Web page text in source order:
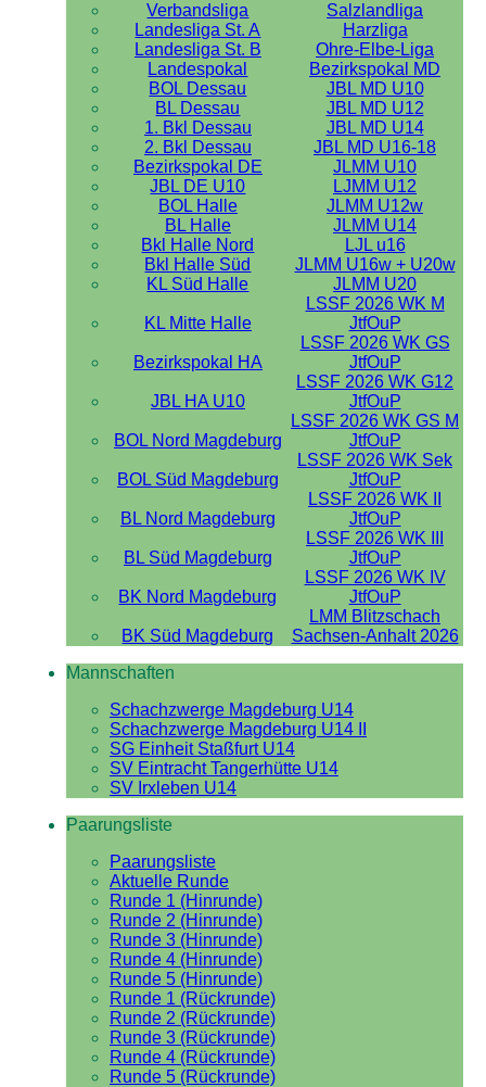
Verbandsliga
Salzlandliga
Landesliga St. A
Harzliga
Landesliga St. B
Ohre-Elbe-Liga
Landespokal
Bezirkspokal MD
BOL Dessau
JBL MD U10
BL Dessau
JBL MD U12
1. Bkl Dessau
JBL MD U14
2. Bkl Dessau
JBL MD U16-18
Bezirkspokal DE
JLMM U10
JBL DE U10
LJMM U12
BOL Halle
JLMM U12w
BL Halle
JLMM U14
Bkl Halle Nord
LJL u16
Bkl Halle Süd
JLMM U16w + U20w
KL Süd Halle
JLMM U20
KL Mitte Halle
LSSF 2026 WK M
JtfOuP
Bezirkspokal HA
LSSF 2026 WK GS
JtfOuP
JBL HA U10
LSSF 2026 WK G12
JtfOuP
BOL Nord Magdeburg
LSSF 2026 WK GS M
JtfOuP
BOL Süd Magdeburg
LSSF 2026 WK Sek
JtfOuP
BL Nord Magdeburg
LSSF 2026 WK II
JtfOuP
BL Süd Magdeburg
LSSF 2026 WK III
JtfOuP
BK Nord Magdeburg
LSSF 2026 WK IV
JtfOuP
BK Süd Magdeburg
LMM Blitzschach
Sachsen-Anhalt 2026
Mannschaften
Schachzwerge Magdeburg U14
Schachzwerge Magdeburg U14 II
SG Einheit Staßfurt U14
SV Eintracht Tangerhütte U14
SV Irxleben U14
Paarungsliste
Paarungsliste
Aktuelle Runde
Runde 1 (Hinrunde)
Runde 2 (Hinrunde)
Runde 3 (Hinrunde)
Runde 4 (Hinrunde)
Runde 5 (Hinrunde)
Runde 1 (Rückrunde)
Runde 2 (Rückrunde)
Runde 3 (Rückrunde)
Runde 4 (Rückrunde)
Runde 5 (Rückrunde)